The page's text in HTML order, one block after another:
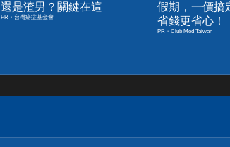
還是渣男？關鍵在這
PR・台灣癌症基金會
假期，一價搞
省錢更省心！
PR・Club Med Taiwan